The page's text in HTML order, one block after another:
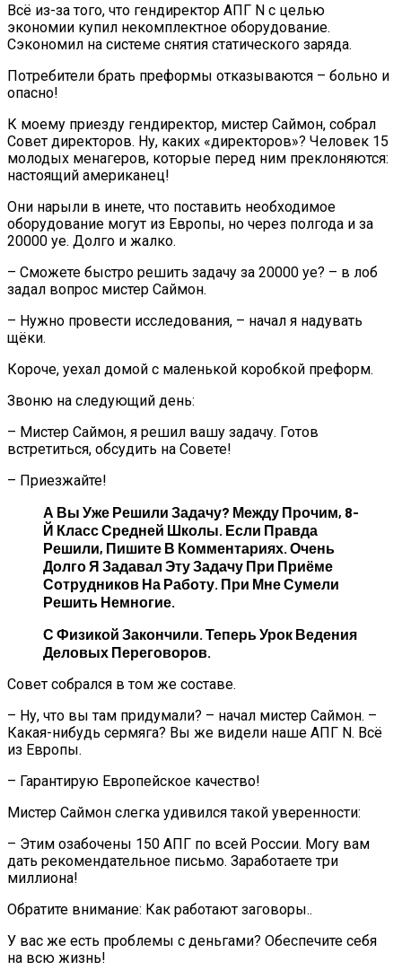
Всё из-за того, что гендиректор АПГ N с целью
экономии купил некомплектное оборудование.
Сэкономил на системе снятия статического заряда.
Потребители брать преформы отказываются – больно и
опасно!
К моему приезду гендиректор, мистер Саймон, собрал
Совет директоров. Ну, каких «директоров»? Человек 15
молодых менагеров, которые перед ним преклоняются:
настоящий американец!
Они нарыли в инете, что поставить необходимое
оборудование могут из Европы, но через полгода и за
20000 уе. Долго и жалко.
– Сможете быстро решить задачу за 20000 уе? – в лоб
задал вопрос мистер Саймон.
– Нужно провести исследования, – начал я надувать
щёки.
Короче, уехал домой с маленькой коробкой преформ.
Звоню на следующий день:
– Мистер Саймон, я решил вашу задачу. Готов
встретиться, обсудить на Совете!
– Приезжайте!
А Вы Уже Решили Задачу? Между Прочим, 8-
Й Класс Средней Школы. Если Правда
Решили, Пишите В Комментариях. Очень
Долго Я Задавал Эту Задачу При Приёме
Сотрудников На Работу. При Мне Сумели
Решить Немногие.
С Физикой Закончили. Теперь Урок Ведения
Деловых Переговоров.
Совет собрался в том же составе.
– Ну, что вы там придумали? – начал мистер Саймон. –
Какая-нибудь сермяга? Вы же видели наше АПГ N. Всё
из Европы.
– Гарантирую Европейское качество!
Мистер Саймон слегка удивился такой уверенности:
– Этим озабочены 150 АПГ по всей России. Могу вам
дать рекомендательное письмо. Заработаете три
миллиона!
Обратите внимание: Как работают заговоры..
У вас же есть проблемы с деньгами? Обеспечите себя
на всю жизнь!